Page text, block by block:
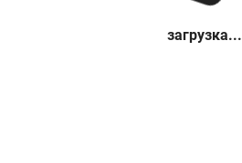
загрузка...